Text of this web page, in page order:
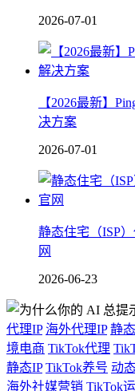
2026-07-01
【2026最新】
决方案
2026-07-01
静态住宅（ISP
网
2026-06-23
代理IP 海外代理IP 静
境电商 TikTok代理
静态IP TikTok养号 动
海外社媒营销 TikTok